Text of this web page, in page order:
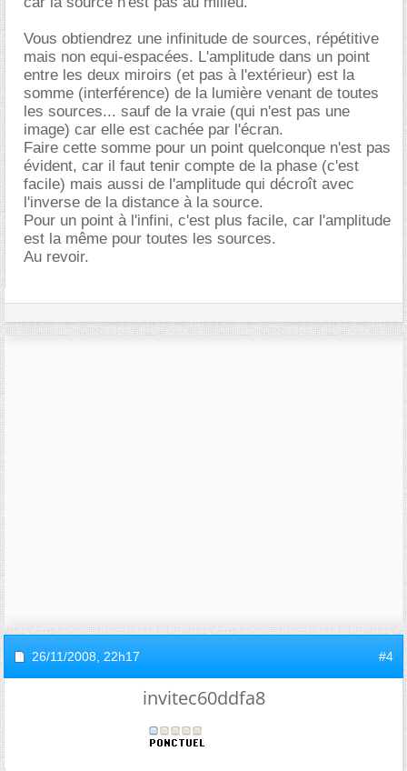
Vous obtiendrez une infinitude de sources, répétitive
mais non equi-espacées. L'amplitude dans un point
entre les deux miroirs (et pas à l'extérieur) est la
somme (interférence) de la lumière venant de toutes
les sources... sauf de la vraie (qui n'est pas une
image) car elle est cachée par l'écran.
Faire cette somme pour un point quelconque n'est pas
évident, car il faut tenir compte de la phase (c'est
facile) mais aussi de l'amplitude qui décroît avec
l'inverse de la distance à la source.
Pour un point à l'infini, c'est plus facile, car l'amplitude
est la même pour toutes les sources.
Au revoir.
26/11/2008, 22h17 #4
invitec60ddfa8